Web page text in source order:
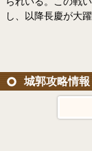
し、以降長慶が大
城郭攻略情報